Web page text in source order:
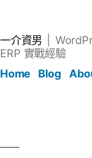
一介資男
ERP 實戰經驗
Home
Blog